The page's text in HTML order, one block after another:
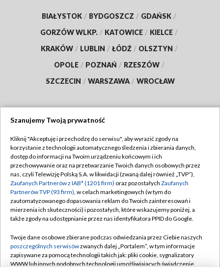
BIAŁYSTOK / BYDGOSZCZ / GDAŃSK /
GORZÓW WLKP. / KATOWICE / KIELCE /
KRAKÓW / LUBLIN / ŁÓDŹ / OLSZTYN /
OPOLE / POZNAŃ / RZESZÓW /
SZCZECIN / WARSZAWA / WROCŁAW
TVP
Abonament TVP
Emisja w TVP
Centrum informacji TVP
Naziemna Telewizja Cyfrowa
Rada Programowa
System NOS
Regulamin TVP
Polityka prywatności
Moje zgody
Pomoc
Kontakt
Szanujemy Twoją prywatność
Kliknij "Akceptuję i przechodzę do serwisu", aby wyrazić zgody na
korzystanie z technologii automatycznego śledzenia i zbierania danych,
dostęp do informacji na Twoim urządzeniu końcowym i ich
przechowywanie oraz na przetwarzanie Twoich danych osobowych przez
nas, czyli Telewizję Polską S.A. w likwidacji (zwaną dalej również „TVP”),
Zaufanych Partnerów z IAB* (1201 firm) oraz pozostałych Zaufanych
Partnerów TVP (93 firm), w celach marketingowych (w tym do
zautomatyzowanego dopasowania reklam do Twoich zainteresowań i
mierzenia ich skuteczności) i pozostałych, które wskazujemy poniżej, a
także zgody na udostępnianie przez nas identyfikatora PPID do Google.
Twoje dane osobowe zbierane podczas odwiedzania przez Ciebie naszych
poszczególnych serwisówzwanych dalej „Portalem”, w tym informacje
zapisywane za pomocą technologii takich jak: pliki cookie, sygnalizatory
WWW lub innych podobnych technologii umożliwiających świadczenie